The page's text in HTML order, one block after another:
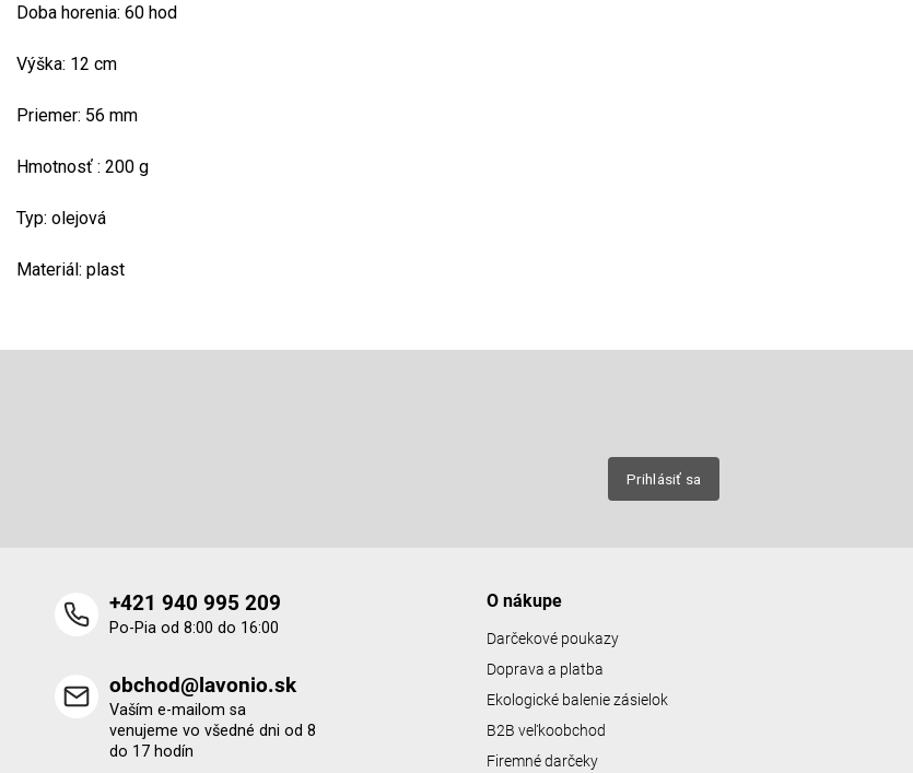
Doba horenia: 60 hod
Výška: 12 cm
Priemer: 56 mm
Hmotnosť : 200 g
Typ: olejová
Materiál: plast
Prihlásiť sa
+421 940 995 209
Po-Pia od 8:00 do 16:00
obchod@lavonio.sk
Vaším e-mailom sa
venujeme vo všedné dni od 8
do 17 hodín
O nákupe
Darčekové poukazy
Doprava a platba
Ekologické balenie zásielok
B2B veľkoobchod
Firemné darčeky